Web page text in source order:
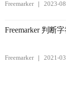
Freemarker 2023-
Freemarker 判断
Freemarker 2021-